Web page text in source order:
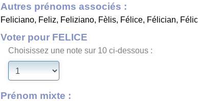
Autres prénoms associés :
Feliciano, Feliz, Feliziano, Fèlis, Félice, Félician,
Voter pour FELICE
Choisissez une note sur 10 ci-dessous :
Prénom mixte :